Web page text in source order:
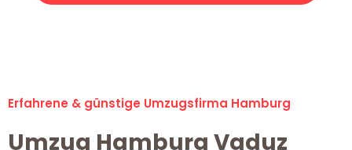
Erfahrene & günstige Umzugsfirma Hamburg
Umzug Hamburg Vaduz